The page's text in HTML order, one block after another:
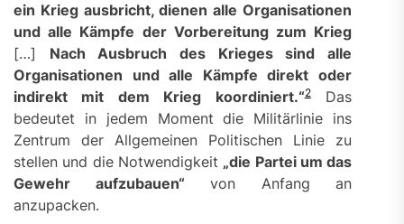
ein Krieg ausbricht, dienen alle Organisationen
und alle Kämpfe der Vorbereitung zum Krieg
[…] Nach Ausbruch des Krieges sind alle
Organisationen und alle Kämpfe direkt oder
indirekt mit dem Krieg koordiniert.“2Das
bedeutet in jedem Moment die Militärlinie ins
Zentrum der Allgemeinen Politischen Linie zu
stellen und die Notwendigkeit „die Partei um das
Gewehr aufzubauen“ von Anfang an
anzupacken.